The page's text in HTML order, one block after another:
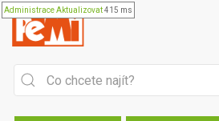
AdministraceAktualizovat415 ms